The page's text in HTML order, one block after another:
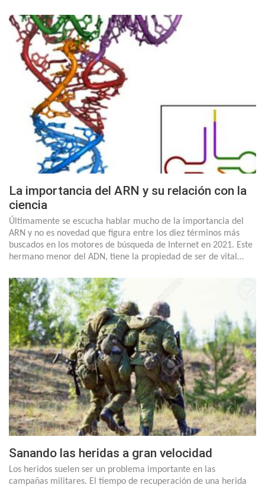
La importancia del ARN y su relación con la
ciencia
Últimamente se escucha hablar mucho de la importancia del
ARN y no es novedad que figura entre los diez términos más
buscados en los motores de búsqueda de Internet en 2021. Este
hermano menor del ADN, tiene la propiedad de ser de vital…
Sanando las heridas a gran velocidad
Los heridos suelen ser un problema importante en las
campañas militares. El tiempo de recuperación de una herida